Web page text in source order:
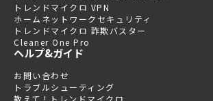
トレンドマイクロ VPN
ホームネットワークセキュリティ
トレンドマイクロ 詐欺バスター
Cleaner One Pro
ヘルプ&ガイド
お問い合わせ
トラブルシューティング
教えて！トレンドマイクロ